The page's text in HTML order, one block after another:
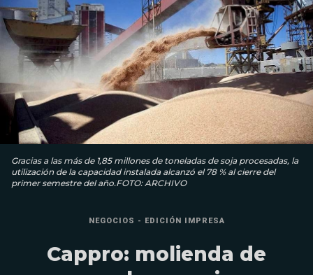
Gracias a las más de 1,85 millones de toneladas de soja procesadas, la
utilización de la capacidad instalada alcanzó el 78 % al cierre del
primer semestre del año.FOTO: ARCHIVO
NEGOCIOS - EDICIÓN IMPRESA
Cappro: molienda de